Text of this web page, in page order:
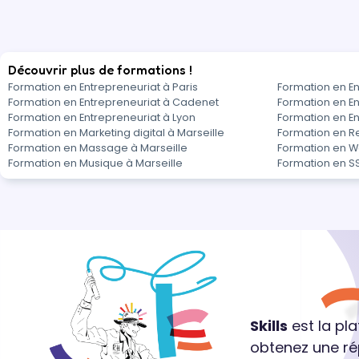
Découvrir plus de formations !
Formation en Entrepreneuriat à Paris
Formation en
Formation en Entrepreneuriat à Cadenet
Formation en
Formation en Entrepreneuriat à Lyon
Formation en
Formation en Marketing digital à Marseille
Formation en
Formation en Massage à Marseille
Formation en
Formation en Musique à Marseille
Formation en
Skills est la
obtenez une